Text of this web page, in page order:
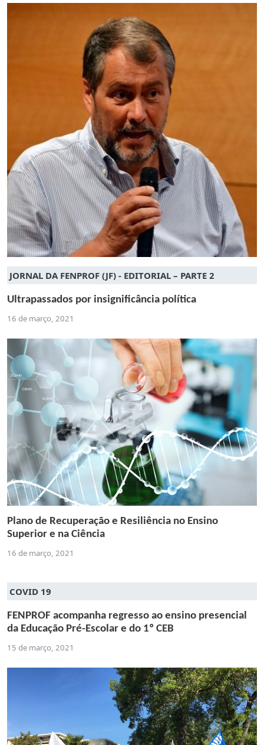
JORNAL DA FENPROF (JF) - EDITORIAL – PARTE 2
Ultrapassados por insignificância política
16 de março, 2021
Plano de Recuperação e Resiliência no Ensino
Superior e na Ciência
16 de março, 2021
COVID 19
FENPROF acompanha regresso ao ensino presencial
da Educação Pré-Escolar e do 1º CEB
15 de março, 2021